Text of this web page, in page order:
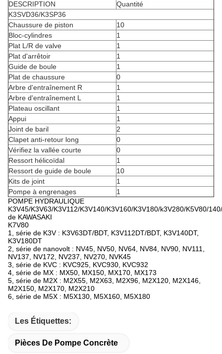
DESCRIPTION
Quantité
K3SVD36/K3SP36
Chaussure de piston
10
Bloc-cylindres
1
Plat L/R de valve
1
Plat d'arrêtoir
1
Guide de boule
1
Plat de chaussure
0
Arbre d'entraînement R
1
Arbre d'entraînement L
1
Plateau oscillant
1
Appui
1
Joint de baril
2
Clapet anti-retour long
0
Vérifiez la vallée courte
0
Ressort hélicoïdal
1
Ressort de guide de boule
10
Kits de joint
1
Pompe à engrenages
1
POMPE HYDRAULIQUE
K3V45/K3V63/K3V112/K3V140/K3V160/K3V180/k3V280/K5V80/
de KAWASAKI
K7V80
1, série de K3V : K3V63DT/BDT, K3V112DT/BDT, K3V140DT,
K3V180DT
2, série de nanovolt : NV45, NV50, NV64, NV84, NV90, NV111,
NV137, NV172, NV237, NV270, NVK45
3, série de KVC : KVC925, KVC930, KVC932
4, série de MX : MX50, MX150, MX170, MX173
5, série de M2X : M2X55, M2X63, M2X96, M2X120, M2X146,
M2X150, M2X170, M2X210
6, série de M5X : M5X130, M5X160, M5X180
Les Étiquettes:
Pièces De Pompe Concrète